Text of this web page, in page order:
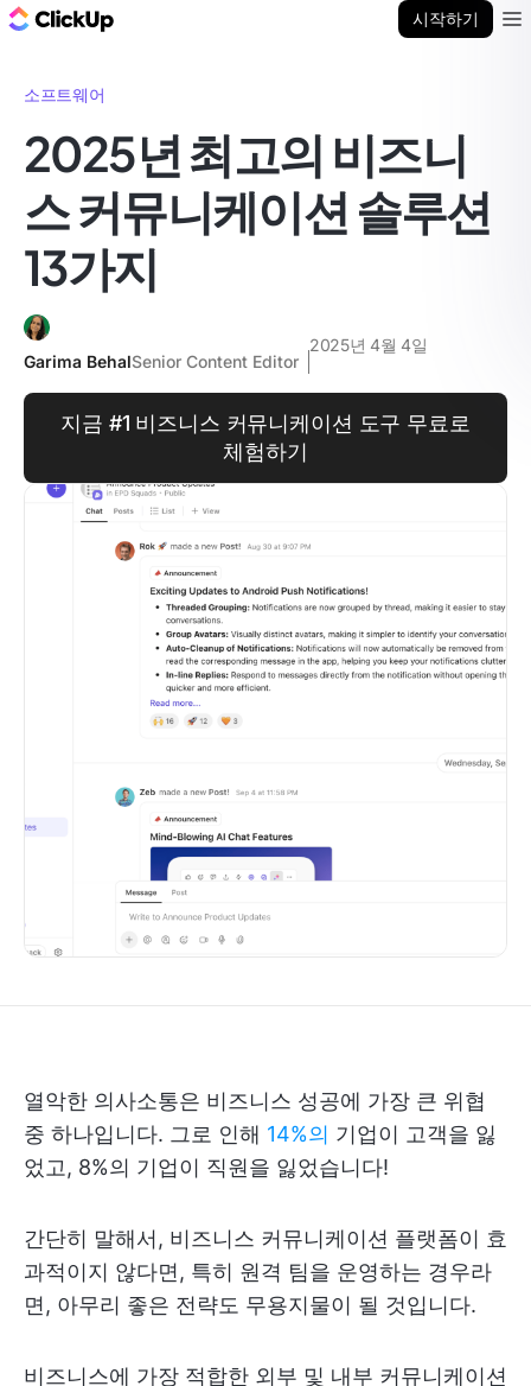
시작하기
소프트웨어
2025년 최고의 비즈니
스 커뮤니케이션 솔루션
13가지
Garima BehalSenior Content Editor
2025년 4월 4일
지금 #1 비즈니스 커뮤니케이션 도구 무료로
체험하기
열악한 의사소통은 비즈니스 성공에 가장 큰 위협
중 하나입니다. 그로 인해 14%의 기업이 고객을 잃
었고, 8%의 기업이 직원을 잃었습니다!
간단히 말해서, 비즈니스 커뮤니케이션 플랫폼이 효
과적이지 않다면, 특히 원격 팀을 운영하는 경우라
면, 아무리 좋은 전략도 무용지물이 될 것입니다.
비즈니스에 가장 적합한 외부 및 내부 커뮤니케이션